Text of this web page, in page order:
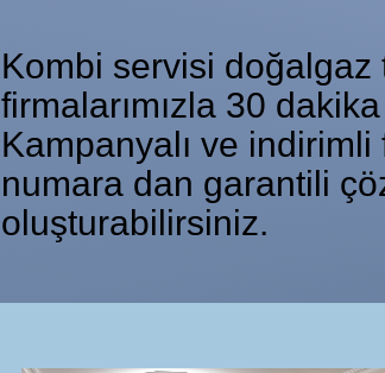
Kombi servisi doğalgaz
firmalarımızla 30
Kampanyalı ve
numara dan garantili
oluşturabilirsiniz.